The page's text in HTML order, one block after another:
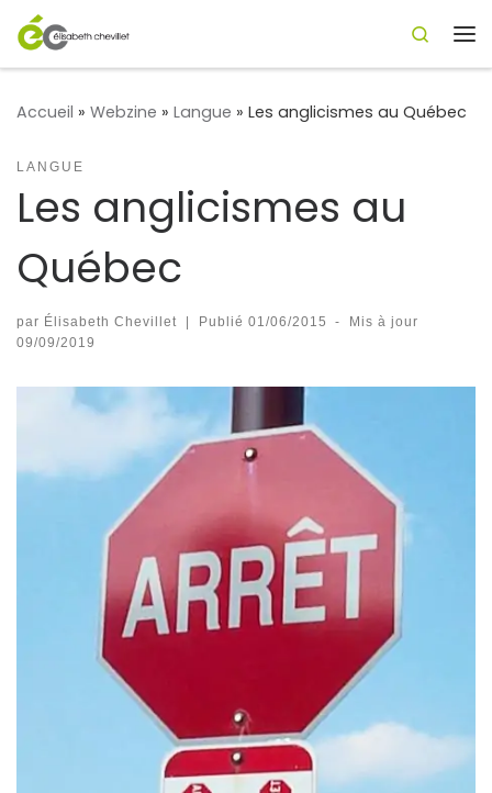
Passer au contenu
Search
Accueil » Webzine » Langue » Les anglicismes au Québec
LANGUE
Les anglicismes au
Québec
par Élisabeth Chevillet | Publié 01/06/2015 -
Mis à jour
09/09/2019